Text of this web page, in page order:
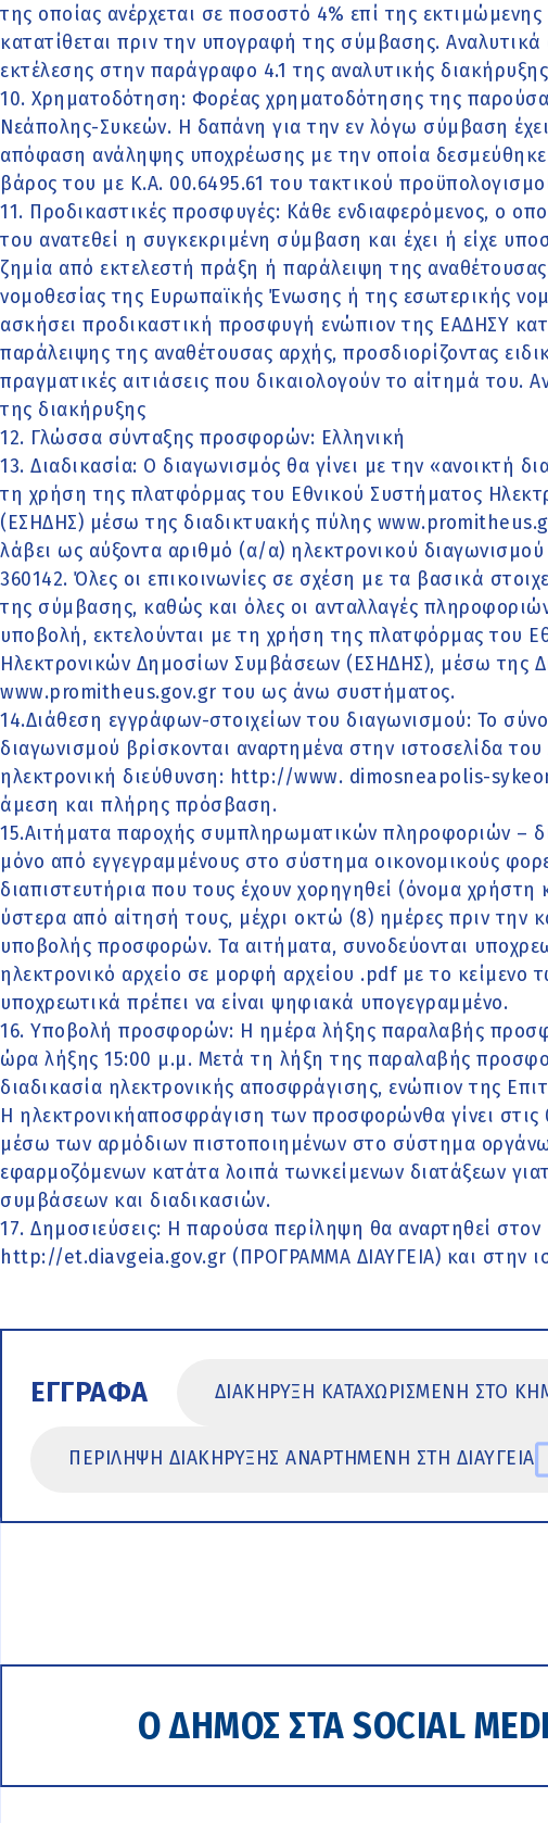
της οποίας ανέρχεται σε ποσοστό 4% επί της
κατατίθεται πριν την υπογραφή της σύμβασης.
εκτέλεσης στην παράγραφο 4.1 της αναλυτικής
10. Χρηματοδότηση: Φορέας χρηματοδότησης της
Νεάπολης-Συκεών. Η δαπάνη για την εν λόγω σύμβαση
απόφαση ανάληψης υποχρέωσης με την οποία
βάρος του με Κ.Α. 00.6495.61 του τακτικού
11. Προδικαστικές προσφυγές: Κάθε ενδιαφερόμενος, ο
του ανατεθεί η συγκεκριμένη σύμβαση και έχει ή είχε
ζημία από εκτελεστή πράξη ή παράλειψη της
νομοθεσίας της Ευρωπαϊκής Ένωσης ή της εσωτερικής
ασκήσει προδικαστική προσφυγή ενώπιον της ΕΑΔΗΣΥ
παράλειψης της αναθέτουσας αρχής, προσδιορίζοντας
πραγματικές αιτιάσεις που δικαιολογούν το αίτημά του.
της διακήρυξης
12. Γλώσσα σύνταξης προσφορών: Ελληνική
13. Διαδικασία: Ο διαγωνισμός θα γίνει με την «ανοικτή
τη χρήση της πλατφόρμας του Εθνικού Συστήματος
(ΕΣΗΔΗΣ) μέσω της διαδικτυακής πύλης
λάβει ως αύξοντα αριθµό (α/α) ηλεκτρονικού
360142. Όλες οι επικοινωνίες σε σχέση με τα βασικά
της σύμβασης, καθώς και όλες οι ανταλλαγές
υποβολή, εκτελούνται με τη χρήση της πλατφόρμας του
Ηλεκτρονικών Δημοσίων Συμβάσεων (ΕΣΗΔΗΣ), μέσω της
www.promitheus.gov.gr του ως άνω συστήματος.
14.Διάθεση εγγράφων-στοιχείων του διαγωνισμού: Το
διαγωνισμού βρίσκονται αναρτημένα στην ιστοσελίδα
ηλεκτρονική διεύθυνση: http://www. dimosneapolis-
άμεση και πλήρης πρόσβαση.
15.Αιτήματα παροχής συμπληρωματικών πληροφοριών –
μόνο από εγγεγραμμένους στο σύστημα οικονομικούς
διαπιστευτήρια που τους έχουν χορηγηθεί (όνομα
ύστερα από αίτησή τους, μέχρι οκτώ (8) ημέρες πριν την
υποβολής προσφορών. Τα αιτήματα, συνοδεύονται
ηλεκτρονικό αρχείο σε μορφή αρχείου .pdf με το κείμενο
υποχρεωτικά πρέπει να είναι ψηφιακά υπογεγραμμένο.
16. Υποβολή προσφορών: Η ημέρα λήξης παραλαβής
ώρα λήξης 15:00 μ.μ. Μετά τη λήξη της παραλαβής
διαδικασία ηλεκτρονικής αποσφράγισης, ενώπιον της
Η ηλεκτρονικήαποσφράγιση των προσφορώνθα γίνει
μέσω των αρμόδιων πιστοποιημένων στο σύστημα
εφαρμοζόμενων κατάτα λοιπά τωνκείμενων διατάξεων
συμβάσεων και διαδικασιών.
17. Δημοσιεύσεις: Η παρούσα περίληψη θα αναρτηθεί στον
http://et.diavgeia.gov.gr (ΠΡΟΓΡΑΜΜΑ ΔΙΑΥΓΕΙΑ) και στην
ΕΓΓΡΑΦΑ ΔΙΑΚΗΡΥΞΗ ΚΑΤΑΧΩΡΙΣΜΕΝΗ ΣΤΟ
ΠΕΡΙΛΗΨΗ ΔΙΑΚΗΡΥΞΗΣ ΑΝΑΡΤΗΜΕΝΗ ΣΤΗ ΔΙΑΥΓΕΙΑ
Ο ΔΗΜΟΣ ΣΤΑ SOCIAL